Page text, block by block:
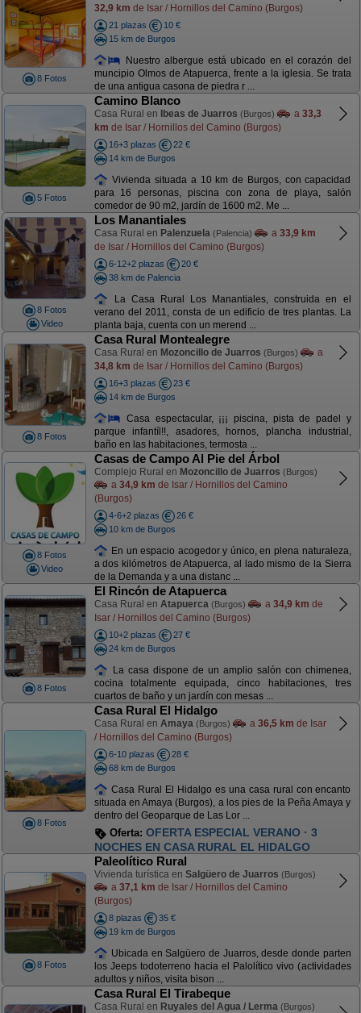
8 Fotos
32,9 km de Isar / Hornillos del Camino (Burgos)
21 plazas
10 €
15 km de Burgos
Nuestro albergue está ubicado en el corazón del
muncipio Olmos de Atapuerca, frente a la iglesia. Se trata
de una antigua casona de piedra r ...
5 Fotos
Camino Blanco
Casa Rural en Ibeas de Juarros (Burgos) a 33,3
km de Isar / Hornillos del Camino (Burgos)
16+3 plazas
22 €
14 km de Burgos
Vivienda situada a 10 km de Burgos, con capacidad
para 16 personas, piscina con zona de playa, salón
comedor de 90 m2, jardín de 1600 m2. Me ...
8 Fotos
Video
Los Manantiales
Casa Rural en Palenzuela (Palencia) a 33,9 km
de Isar / Hornillos del Camino (Burgos)
6-12+2 plazas
20 €
38 km de Palencia
La Casa Rural Los Manantiales, construida en el
verano del 2011, consta de un edificio de tres plantas. La
planta baja, cuenta con un merend ...
8 Fotos
Casa Rural Montealegre
Casa Rural en Mozoncillo de Juarros (Burgos)
a
34,8 km de Isar / Hornillos del Camino (Burgos)
16+3 plazas
23 €
14 km de Burgos
Casa espectacular, ¡¡¡ piscina, pista de padel y
parque infantíl!!, asadores, hornos, plancha industrial,
baño en las habitaciones, termosta ...
8 Fotos
Video
Casas de Campo Al Pie del Árbol
Complejo Rural en Mozoncillo de Juarros (Burgos)
a 34,9 km de Isar / Hornillos del Camino
(Burgos)
4-6+2 plazas
26 €
10 km de Burgos
En un espacio acogedor y único, en plena naturaleza,
a dos kilómetros de Atapuerca, al lado mismo de la Sierra
de la Demanda y a una distanc ...
8 Fotos
El Rincón de Atapuerca
Casa Rural en Atapuerca (Burgos) a 34,9 km de
Isar / Hornillos del Camino (Burgos)
10+2 plazas
27 €
24 km de Burgos
La casa dispone de un amplio salón con chimenea,
cocina totalmente equipada, cinco habitaciones, tres
cuartos de baño y un jardín con mesas ...
8 Fotos
Casa Rural El Hidalgo
Casa Rural en Amaya (Burgos) a 36,5 km de Isar
/ Hornillos del Camino (Burgos)
6-10 plazas
28 €
68 km de Burgos
Casa Rural El Hidalgo es una casa rural con encanto
situada en Amaya (Burgos), a los pies de la Peña Amaya y
dentro del Geoparque de Las Lor ...
Oferta: OFERTA ESPECIAL VERANO · 3
NOCHES EN CASA RURAL EL HIDALGO
8 Fotos
Paleolítico Rural
Vivienda turística en Salgüero de Juarros (Burgos)
a 37,1 km de Isar / Hornillos del Camino
(Burgos)
8 plazas
35 €
19 km de Burgos
Ubicada en Salgüero de Juarros, desde donde parten
los Jeeps todoterreno hacia el Palolítico vivo (actividades
adultos y niños, visita bison ...
Casa Rural El Tirabeque
Casa Rural en Ruyales del Agua / Lerma (Burgos)